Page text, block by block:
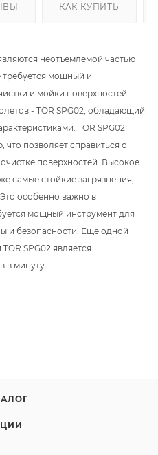
КАК КУПИТЬ
неотъемлемой частью
требуется мощный и
и мойки поверхностей.
- TOR SРG02, обладающий
TOR SРG02
что позволяет справиться с
поверхностей. Высокое
самые стойкие загрязнения,
особенно важно в
мощный инструмент для
и безопасности. Еще одной
SРG02 является
в минуту